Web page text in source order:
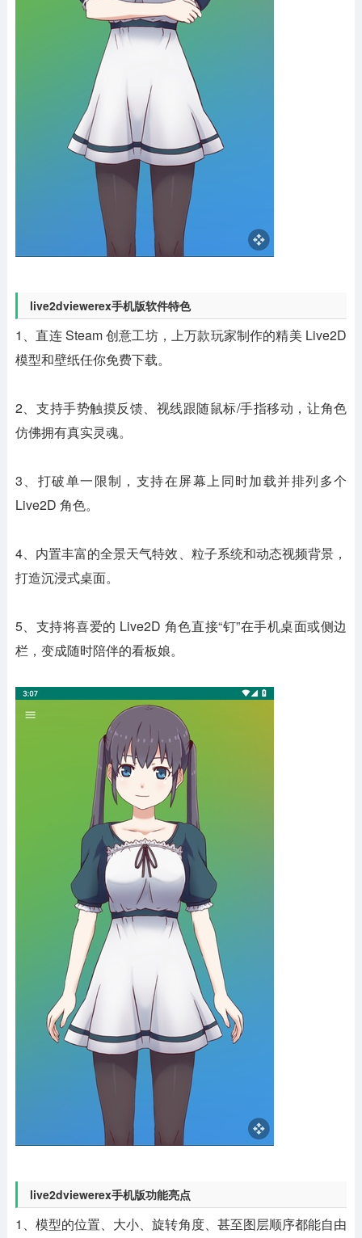
live2dviewerex手机版软件特色
1、直连 Steam 创意工坊，上万款玩家制作的精美 Live2D
模型和壁纸任你免费下载。
2、支持手势触摸反馈、视线跟随鼠标/手指移动，让角色
仿佛拥有真实灵魂。
3、打破单一限制，支持在屏幕上同时加载并排列多个
Live2D 角色。
4、内置丰富的全景天气特效、粒子系统和动态视频背景，
打造沉浸式桌面。
5、支持将喜爱的 Live2D 角色直接“钉”在手机桌面或侧边
栏，变成随时陪伴的看板娘。
live2dviewerex手机版功能亮点
1、模型的位置、大小、旋转角度、甚至图层顺序都能自由